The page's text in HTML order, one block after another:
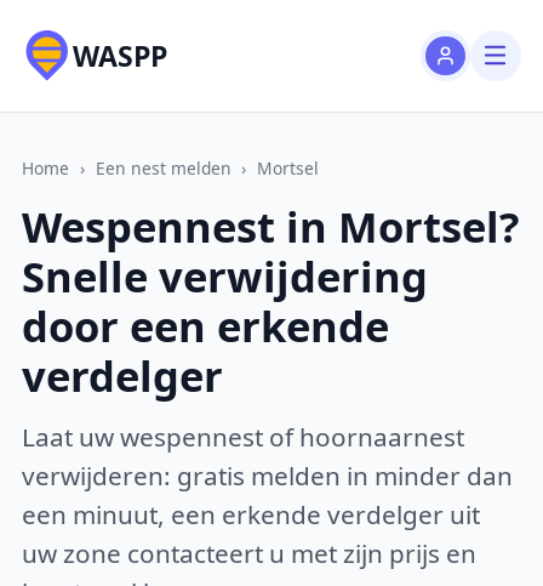
WASPP
Home › Een nest melden › Mortsel
Wespennest in Mortsel?
Snelle verwijdering
door een erkende
verdelger
Laat uw wespennest of hoornaarnest
verwijderen: gratis melden in minder dan
een minuut, een erkende verdelger uit
uw zone contacteert u met zijn prijs en